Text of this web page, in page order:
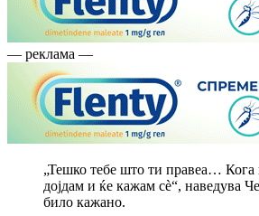
— реклама —
„Тешко тебе што ти правеа… Кога
дојдам и ќе кажам сè“, наведува
било кажано.